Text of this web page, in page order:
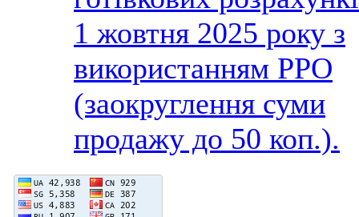
1 жовтня 2025 року з
використанням РРО
(заокруглення суми
продажу до 50 коп.).